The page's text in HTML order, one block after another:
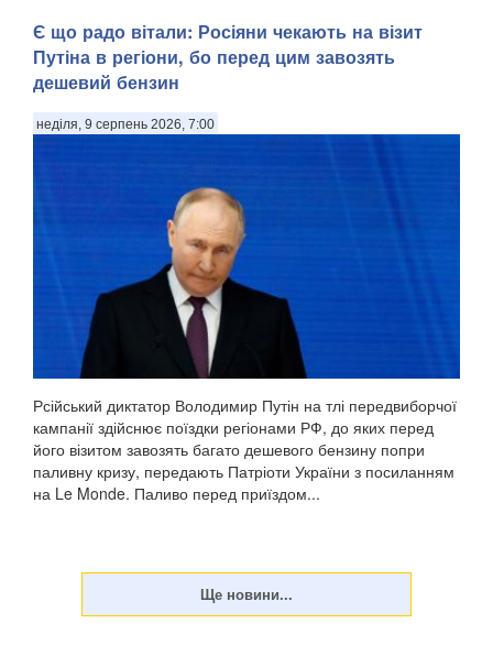
Є що радо вітали: Росіяни чекають на візит
Путіна в регіони, бо перед цим завозять
дешевий бензин
неділя, 9 серпень 2026, 7:00
Рсійський диктатор Володимир Путін на тлі передвиборчої
кампанії здійснює поїздки регіонами РФ, до яких перед
його візитом завозять багато дешевого бензину попри
паливну кризу, передають Патріоти України з посиланням
на Le Monde. Паливо перед приїздом...